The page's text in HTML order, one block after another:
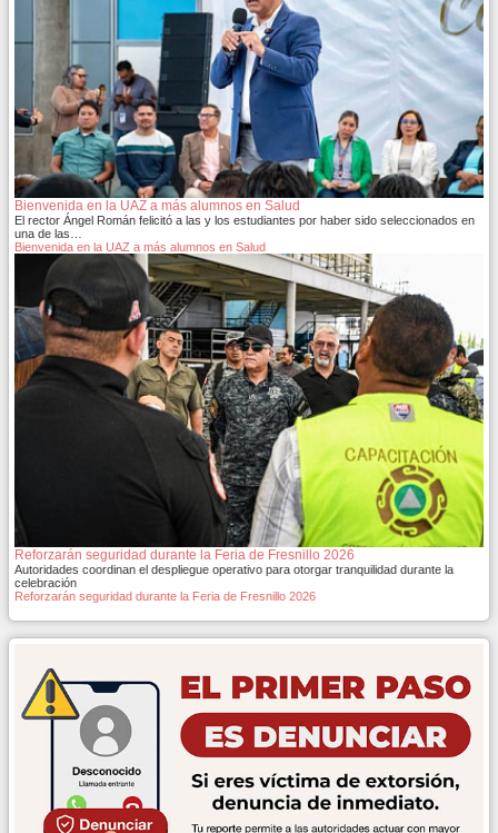
Bienvenida en la UAZ a más alumnos en Salud
El rector Ángel Román felicitó a las y los estudiantes por haber sido seleccionados en
una de las…
Bienvenida en la UAZ a más alumnos en Salud
Reforzarán seguridad durante la Feria de Fresnillo 2026
Autoridades coordinan el despliegue operativo para otorgar tranquilidad durante la
celebración
Reforzarán seguridad durante la Feria de Fresnillo 2026